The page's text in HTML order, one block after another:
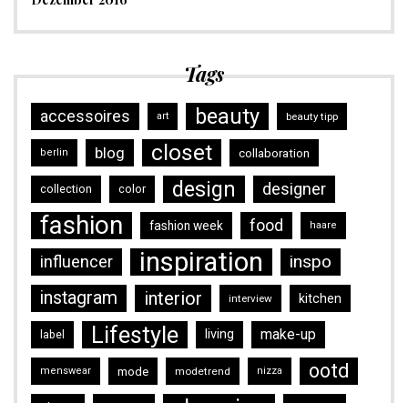
Tags
accessoires art beauty beauty tipp
berlin blog closet collaboration
collection color design designer
fashion fashion week food haare
influencer inspiration
inspo
instagram
interior interview kitchen
label Lifestyle living make-up
menswear mode modetrend nizza ootd